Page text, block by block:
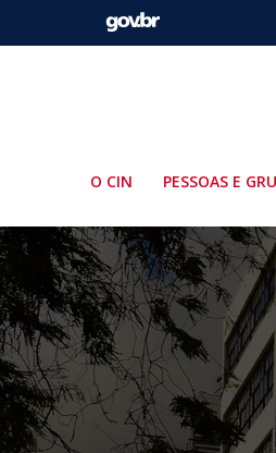
O CIN PESSOAS E